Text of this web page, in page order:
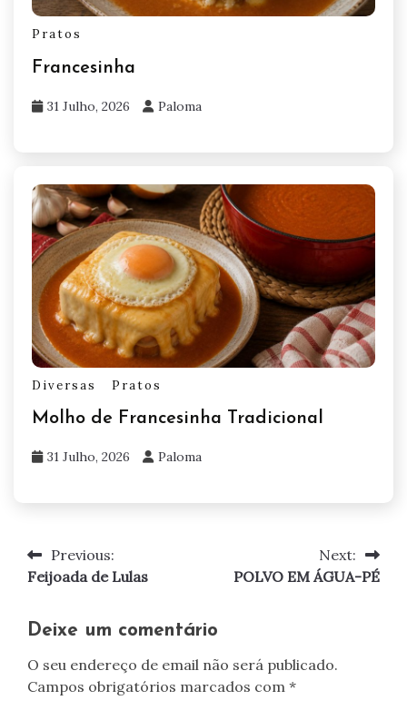
Pratos
Francesinha
31 Julho, 2026 Paloma
Diversas Pratos
Molho de Francesinha Tradicional
31 Julho, 2026 Paloma
Navegação
de
artigos
Previous:
Feijoada de Lulas
Next:
POLVO EM ÁGUA-PÉ
Deixe um comentário
O seu endereço de email não será publicado.
Campos obrigatórios marcados com *